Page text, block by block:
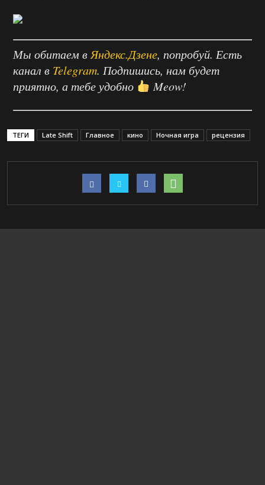
Мы обитаем в Яндекс.Дзене, попробуй. Есть
канал в Telegram. Подпишись, нам будет
приятно, а тебе удобно
Meow!
ТЕГИ Late Shift Главное кино Ночная игра рецензия